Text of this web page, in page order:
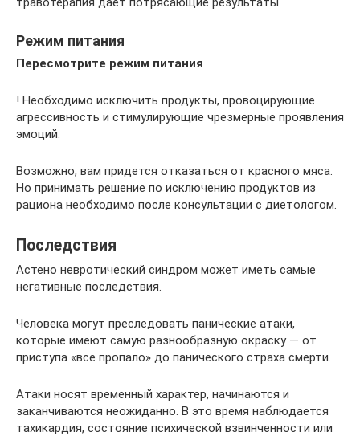
Режим питания
Пересмотрите режим питания
! Необходимо исключить продукты, провоцирующие
агрессивность и стимулирующие чрезмерные проявления
эмоций.
Возможно, вам придется отказаться от красного мяса.
Но принимать решение по исключению продуктов из
рациона необходимо после консультации с диетологом.
Последствия
Астено невротический синдром может иметь самые
негативные последствия.
Человека могут преследовать панические атаки,
которые имеют самую разнообразную окраску — от
приступа «все пропало» до панического страха смерти.
Атаки носят временный характер, начинаются и
заканчиваются неожиданно. В это время наблюдается
тахикардия, состояние психической взвинченности или